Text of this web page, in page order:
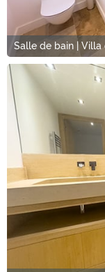
Salle de bain | Villa